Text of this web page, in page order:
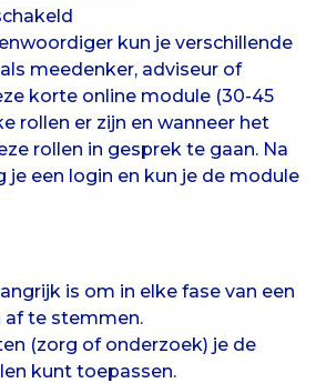
Rollen
in
participatie
kun je verschillende
meedenker, adviseur of
korte online module (30-45
rollen er zijn en wanneer het
rollen in gesprek te gaan. Na
je een login en kun je de module
is om in elke fase van een
af te stemmen.
(zorg of onderzoek) je de
kunt toepassen.